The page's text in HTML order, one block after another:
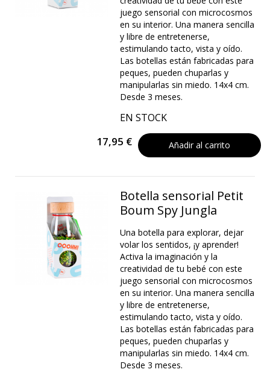
juego sensorial con microcosmos
en su interior. Una manera sencilla
y libre de entretenerse,
estimulando tacto, vista y oído.
Las botellas están fabricadas para
peques, pueden chuparlas y
manipularlas sin miedo. 14x4 cm.
Desde 3 meses.
EN STOCK
17,95 € Añadir al carrito
Botella sensorial Petit
Boum Spy Jungla
Una botella para explorar, dejar
volar los sentidos, ¡y aprender!
Activa la imaginación y la
creatividad de tu bebé con este
juego sensorial con microcosmos
en su interior. Una manera sencilla
y libre de entretenerse,
estimulando tacto, vista y oído.
Las botellas están fabricadas para
peques, pueden chuparlas y
manipularlas sin miedo. 14x4 cm.
Desde 3 meses.